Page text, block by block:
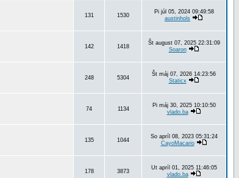
131 1530
Pi júl 05, 2024 09:49:58
austinhols
142 1418
Št august 07, 2025 22:31:09
Soaron
248 5304
Št máj 07, 2026 14:23:56
Staticx
74 1134
Pi máj 30, 2025 10:10:50
vlado.ba
135 1044
So apríl 08, 2023 05:31:24
CayoMacario
178 3873
Ut apríl 01, 2025 11:46:05
vlado.ba